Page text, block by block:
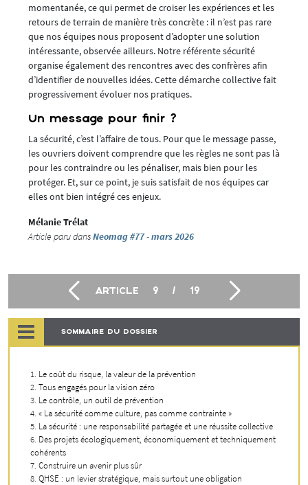
momentanée, ce qui permet de croiser les expériences et les
retours de terrain de manière très concrète : il n’est pas rare
que nos équipes nous proposent d’adopter une solution
intéressante, observée ailleurs. Notre référente sécurité
organise également des rencontres avec des confrères afin
d’identifier de nouvelles idées. Cette démarche collective fait
progressivement évoluer nos pratiques.
Un message pour finir ?
La sécurité, c’est l’affaire de tous. Pour que le message passe,
les ouvriers doivent comprendre que les règles ne sont pas là
pour les contraindre ou les pénaliser, mais bien pour les
protéger. Et, sur ce point, je suis satisfait de nos équipes car
elles ont bien intégré ces enjeux.
Mélanie Trélat
Article paru dansNeomag #77 - mars 2026
ARTICLE 9 / 19
SOMMAIRE DU DOSSIER
Le coût du risque, la valeur de la prévention
Tous engagés pour la vision zéro
Le contrôle, un outil de prévention
« La sécurité comme culture, pas comme contrainte »
La sécurité : une responsabilité partagée et une réussite collective
Des projets écologiquement, économiquement et techniquement
cohérents
Construire un avenir plus sûr
QHSE : un levier stratégique, mais surtout une obligation